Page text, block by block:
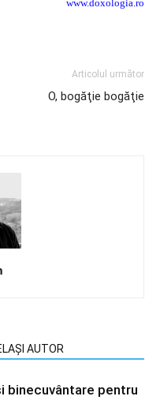
www.doxologia.ro
Articolul următor
O, bogăţie bogăţie
AUTOR
binecuvântare pentru